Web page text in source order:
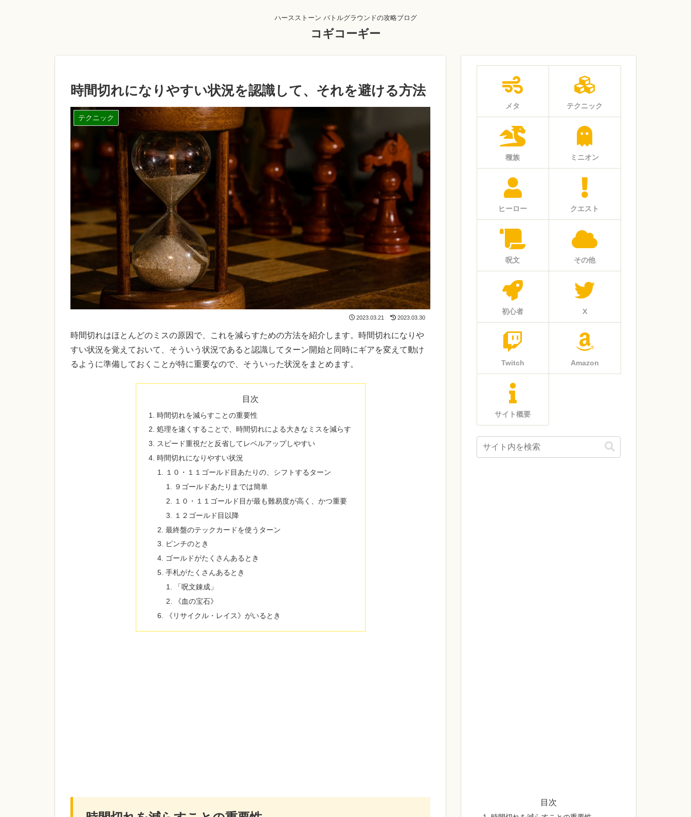
ハースストーン バトルグラウンドの攻略ブログ
コギコーギー
時間切れになりやすい状況を認識して、それを避ける方法
テクニック
2023.03.21 2023.03.30
時間切れはほとんどのミスの原因で、これを減らすための方法を紹介します。時間切れになりや
すい状況を覚えておいて、そういう状況であると認識してターン開始と同時にギアを変えて動け
るように準備しておくことが特に重要なので、そういった状況をまとめます。
目次
時間切れを減らすことの重要性
処理を速くすることで、時間切れによる大きなミスを減らす
スピード重視だと反省してレベルアップしやすい
時間切れになりやすい状況
１０・１１ゴールド目あたりの、シフトするターン
９ゴールドあたりまでは簡単
１０・１１ゴールド目が最も難易度が高く、かつ重要
１２ゴールド目以降
最終盤のテックカードを使うターン
ピンチのとき
ゴールドがたくさんあるとき
手札がたくさんあるとき
「呪文錬成」
《血の宝石》
《リサイクル・レイス》がいるとき
メタ テクニック
種族 ミニオン
ヒーロー クエスト
呪文 その他
初心者 X
Twitch Amazon
サイト概要
目次